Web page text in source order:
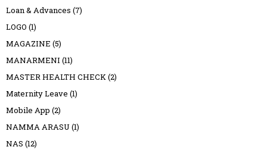
Loan & Advances (7)
LOGO (1)
MAGAZINE (5)
MANARMENI (11)
MASTER HEALTH CHECK(2)
Maternity Leave (1)
Mobile App (2)
NAMMA ARASU (1)
NAS (12)